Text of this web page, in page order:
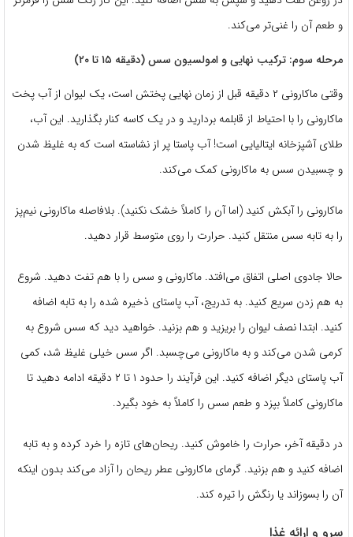
و طعم آن را غنی‌تر می‌کند.
مرحله سوم: ترکیب نهایی و امولسیون سس (دقیقه ۱۵ تا ۲۰)
وقتی ماکارونی ۲ دقیقه قبل از زمان نهایی پختش است، یک لیوان از آب پخت
ماکارونی را با احتیاط از قابلمه بردارید و در یک کاسه کنار بگذارید. این آب،
طلای آشپزخانه ایتالیایی است! آب پاستا پر از نشاسته است که به غلیظ شدن
و چسبیدن سس به ماکارونی کمک می‌کند.
ماکارونی را آبکش کنید (اما آن را کاملاً خشک نکنید). بلافاصله ماکارونی نیم‌پز
را به تابه سس منتقل کنید. حرارت را روی متوسط قرار دهید.
حالا جادوی اصلی اتفاق می‌افتد. ماکارونی و سس را با هم تفت دهید. شروع
به هم زدن سریع کنید. به تدریج، آب پاستای ذخیره شده را به تابه اضافه
کنید. ابتدا نصف لیوان را بریزید و هم بزنید. خواهید دید که سس شروع به
کرمی شدن می‌کند و به ماکارونی می‌چسبد. اگر سس خیلی غلیظ شد، کمی
آب پاستای دیگر اضافه کنید. این فرآیند را حدود ۱ تا ۲ دقیقه ادامه دهید تا
ماکارونی کاملاً بپزد و طعم سس را کاملاً به خود بگیرد.
در دقیقه آخر، حرارت را خاموش کنید. ریحان‌های تازه را خرد کرده و به تابه
اضافه کنید و هم بزنید. گرمای ماکارونی عطر ریحان را آزاد می‌کند بدون اینکه
آن را بسوزاند یا رنگش را تیره کند.
سرو و ارائه غذا